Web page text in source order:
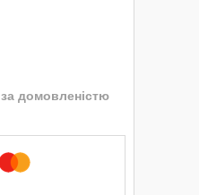
за домовленістю